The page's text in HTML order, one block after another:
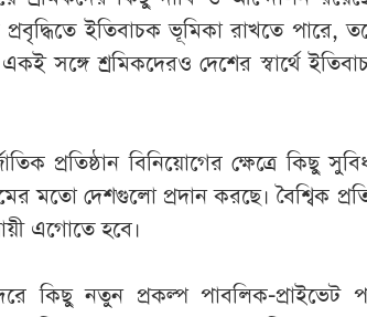
ইতিবাচক ভূমিকা রাখতে পারে,
সঙ্গে শ্রমিকদেরও দেশের স্বার্থে
প্রতিষ্ঠান বিনিয়োগের ক্ষেত্রে কিছু
মতো দেশগুলো প্রদান করছে। বৈশ্বিক
এগোতে হবে।
কিছু নতুন প্রকল্প পাবলিক-প্রাইভেট